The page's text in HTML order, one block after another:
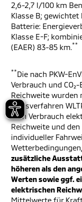
2,6-2,7 l/100 km
Klasse B;
Batterie:
Klasse E-F;
(EAER) 83-85 km.**
**Die nach PKW-
Verbrauch und
Reichweite wurden
Messverfahren
zum Verbrauch
Reichweite und den
individueller
zusätzliche
höheren als den
Werten sowie ggf.
elektrischen
Mittelwerte für